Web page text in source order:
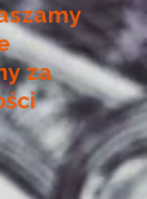
za